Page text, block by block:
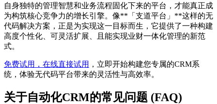
自身独特的管理智慧和业务流程固化下来的平台，才能真正成
为构筑核心竞争力的增长引擎。像**「支道平台」**这样的无
代码解决方案，正是为实现这一目标而生，它提供了一种构建
高度个性化、可灵活扩展、且能实现业财一体化管理的新范
式。
免费试用，在线直接试用 ，立即开始构建您专属的CRM系
统，体验无代码平台带来的灵活性与高效率。
关于自动化CRM的常见问题 (FAQ)